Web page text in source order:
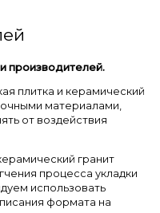
производителей.
плитка и керамический
материалами,
от воздействия
гранит
процесса укладки
использовать
формата на